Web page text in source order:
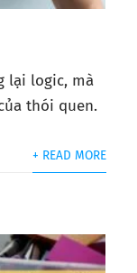
lại logic, mà
thói quen.
+ READ MORE